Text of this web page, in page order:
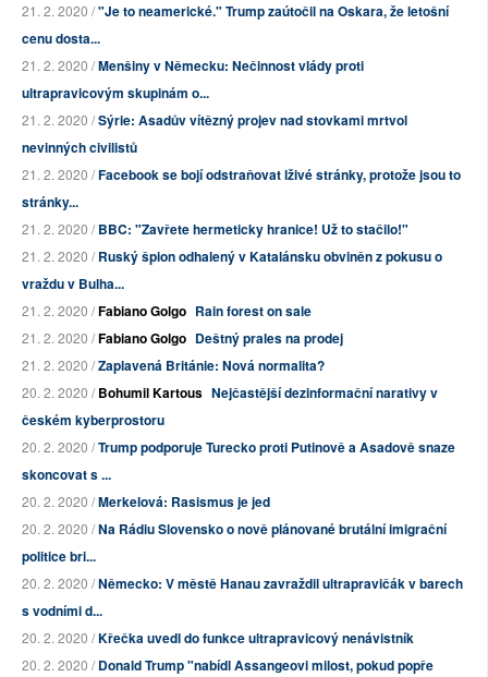
21. 2. 2020 /"Je to neamerické." Trump zaútočil na Oskara, že letošní
cenu dosta...
21. 2. 2020 /Menšiny v Německu: Nečinnost vlády proti
ultrapravicovým skupinám o...
21. 2. 2020 /Sýrie: Asadův vítězný projev nad stovkami mrtvol
nevinných civilistů
21. 2. 2020 /Facebook se bojí odstraňovat lživé stránky, protože jsou to
stránky...
21. 2. 2020 /BBC: "Zavřete hermeticky hranice! Už to stačilo!"
21. 2. 2020 /Ruský špion odhalený v Katalánsku obviněn z pokusu o
vraždu v Bulha...
21. 2. 2020 /Fabiano Golgo Rain forest on sale
21. 2. 2020 /Fabiano Golgo Deštný prales na prodej
21. 2. 2020 /Zaplavená Británie: Nová normalita?
20. 2. 2020 /Bohumil Kartous Nejčastější dezinformační narativy v
českém kyberprostoru
20. 2. 2020 /Trump podporuje Turecko proti Putinově a Asadově snaze
skoncovat s ...
20. 2. 2020 /Merkelová: Rasismus je jed
20. 2. 2020 /Na Rádiu Slovensko o nově plánované brutální imigrační
politice bri...
20. 2. 2020 /Německo: V městě Hanau zavraždil ultrapravičák v barech
s vodními d...
20. 2. 2020 /Křečka uvedl do funkce ultrapravicový nenávistník
20. 2. 2020 /Donald Trump "nabídl Assangeovi milost, pokud popře